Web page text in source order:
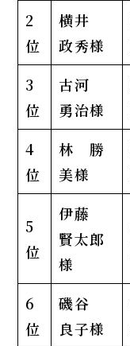
2
位
横井
政秀様
3
位
古河
勇治様
4
位
林 勝
美様
5
位
伊藤
賢太郎
様
6
位
磯谷
良子様